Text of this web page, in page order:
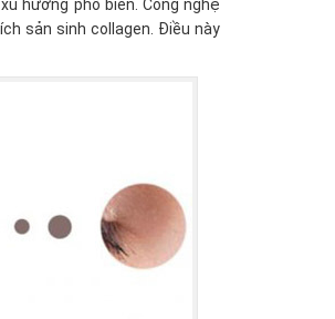
hướng phổ biến. Công nghệ
sản sinh collagen. Điều này